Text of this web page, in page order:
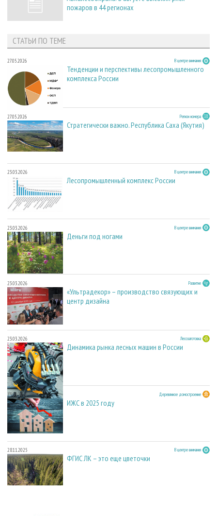
пожаров в 44 регионах
СТАТЬИ ПО ТЕМЕ
27.05.2026 В центре внимания
Тенденции и перспективы лесопромышленного
комплекса России
27.05.2026 Регион номера
Стратегически важно. Республика Саха (Якутия)
23.03.2026 В центре внимания
Лесопромышленный комплекс России
23.03.2026 В центре внимания
Деньги под ногами
23.03.2026 Развитие
«Ультрадекор» – производство связующих и
центр дизайна
23.03.2026 Лесозаготовка
Динамика рынка лесных машин в России
23.03.2026 Деревянное домостроение
ИЖС в 2025 году
28.11.2025 В центре внимания
ФГИС ЛК – это еще цветочки